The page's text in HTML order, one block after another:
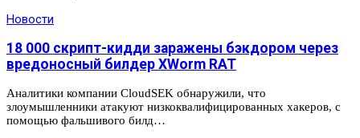
Новости
18 000 скрипт-кидди заражены бэкдором через
вредоносный билдер XWorm RAT
Аналитики компании CloudSEK обнаружили, что
злоумышленники атакуют низкоквалифицированных хакеров, с
помощью фальшивого билд…